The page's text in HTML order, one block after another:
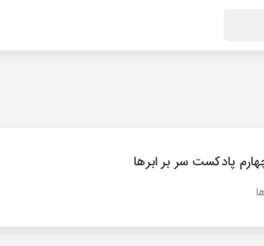
پادکست سر بر ابرها